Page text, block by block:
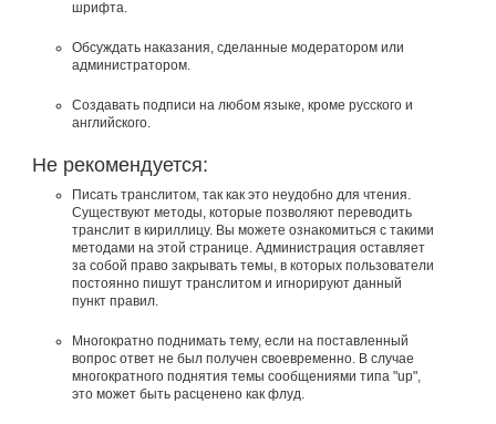
шрифта.
Обсуждать наказания, сделанные модератором или
администратором.
Создавать подписи на любом языке, кроме русского и
английского.
Не рекомендуется:
Писать транслитом, так как это неудобно для чтения.
Существуют методы, которые позволяют переводить
транслит в кириллицу. Вы можете ознакомиться с такими
методами на этой странице. Администрация оставляет
за собой право закрывать темы, в которых пользователи
постоянно пишут транслитом и игнорируют данный
пункт правил.
Многократно поднимать тему, если на поставленный
вопрос ответ не был получен своевременно. В случае
многократного поднятия темы сообщениями типа "up",
это может быть расценено как флуд.